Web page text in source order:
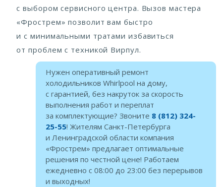
с выбором сервисного центра. Вызов мастера
«Фрострем» позволит вам быстро
и с минимальными тратами избавиться
от проблем с техникой Вирпул.
Нужен оперативный ремонт
холодильников Whirlpool на дому,
с гарантией, без накруток за скорость
выполнения работ и переплат
за комплектующие? Звоните 8 (812) 324-
25-55! Жителям Санкт-Петербурга
и Ленинградской области компания
«Фрострем» предлагает оптимальные
решения по честной цене! Работаем
ежедневно с 08:00 до 23:00 без перерывов
и выходных!